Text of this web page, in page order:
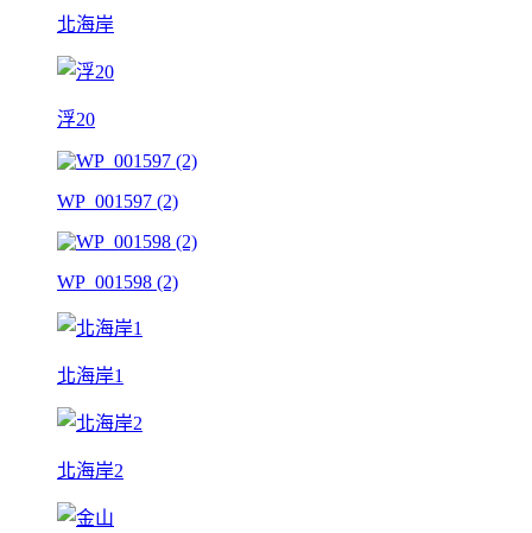
北海岸
浮20
WP_001597 (2)
WP_001598 (2)
北海岸1
北海岸2